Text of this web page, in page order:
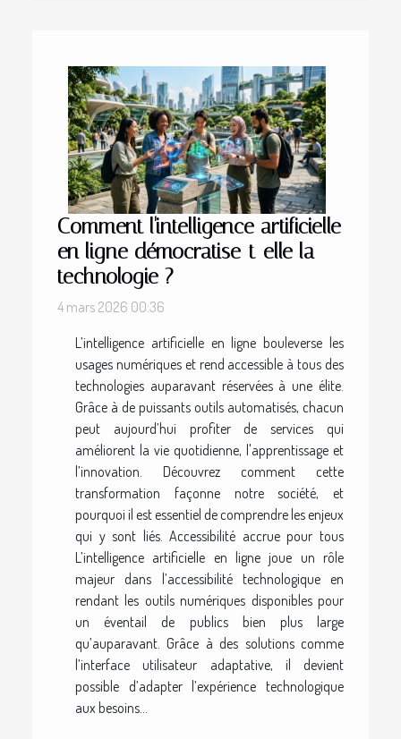
Comment l'intelligence artificielle
en ligne démocratise-t-elle la
technologie ?
4 mars 2026 00:36
L’intelligence artificielle en ligne bouleverse les
usages numériques et rend accessible à tous des
technologies auparavant réservées à une élite.
Grâce à de puissants outils automatisés, chacun
peut aujourd’hui profiter de services qui
améliorent la vie quotidienne, l'apprentissage et
l’innovation. Découvrez comment cette
transformation façonne notre société, et
pourquoi il est essentiel de comprendre les enjeux
qui y sont liés. Accessibilité accrue pour tous
L’intelligence artificielle en ligne joue un rôle
majeur dans l’accessibilité technologique en
rendant les outils numériques disponibles pour
un éventail de publics bien plus large
qu’auparavant. Grâce à des solutions comme
l’interface utilisateur adaptative, il devient
possible d’adapter l’expérience technologique
aux besoins...